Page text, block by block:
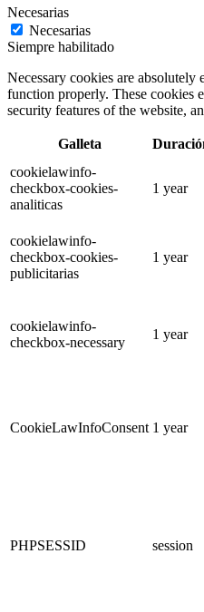
Necesarias
Necesarias
Siempre habilitado
Necessary cookies are absolutely
function properly. These cookies
security features of the website,
Galleta
cookielawinfo-
checkbox-cookies-
analiticas
1 year
cookielawinfo-
checkbox-cookies-
publicitarias
1 year
cookielawinfo-
checkbox-necessary
1 year
CookieLawInfoConsent 1 year
PHPSESSID session